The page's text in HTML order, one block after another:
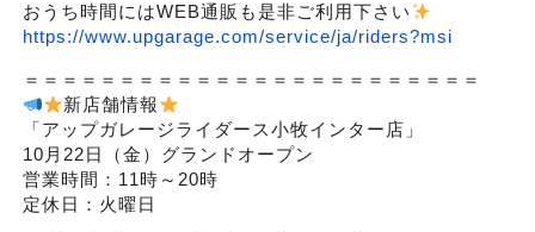
おうち時間にはWEB通販も是非ご利用下さい
https://www.upgarage.com/service/ja/riders?msi
＝＝＝＝＝＝＝＝＝＝＝＝＝＝＝＝＝＝＝＝＝＝＝＝
新店舗情報
「アップガレージライダース小牧インター店」
10月22日（金）グランドオープン
営業時間：11時～20時
定休日：火曜日